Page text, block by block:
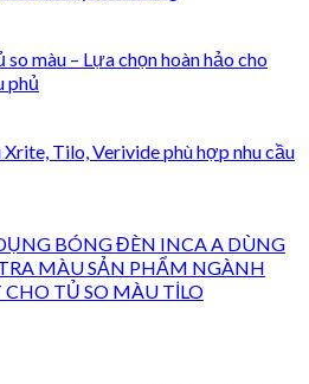
màu – Lựa chọn hoàn hảo cho
phủ
Xrite, Tilo, Verivide phù hợp nhu cầu
BÓNG ĐÈN INCA A DÙNG
MÀU SẢN PHẨM NGÀNH
TỦ SO MÀU TİLO